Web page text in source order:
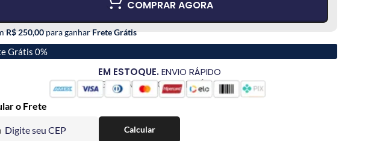
COMPRAR AGORA
R$ 250,00 para ganhar Frete Grátis
Grátis 0%
EM ESTOQUE. ENVIO RÁPIDO
PAGAMENTO SEGURO E RÁPIDO
o Frete
Calcular